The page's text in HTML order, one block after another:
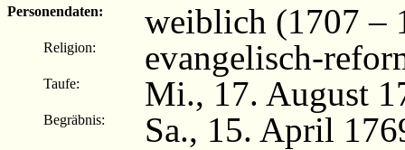
Personendaten:
weiblich (1707 –
Religion: evangelisch-
Taufe: Mi., 17. August
Begräbnis: Sa., 15. April